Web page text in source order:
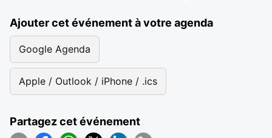
Ajouter cet événement à votre agenda
Google Agenda
Apple / Outlook / iPhone / .ics
Partagez cet événement